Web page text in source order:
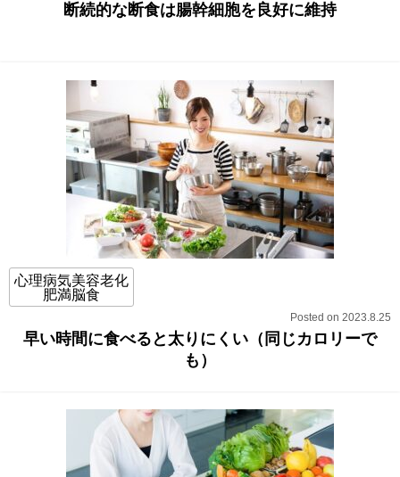
断続的な断食は腸幹細胞を良好に維持
心理病気美容老化
肥満脳食
Posted on 2023.8.25
早い時間に食べると太りにくい（同じカロリーで
も）